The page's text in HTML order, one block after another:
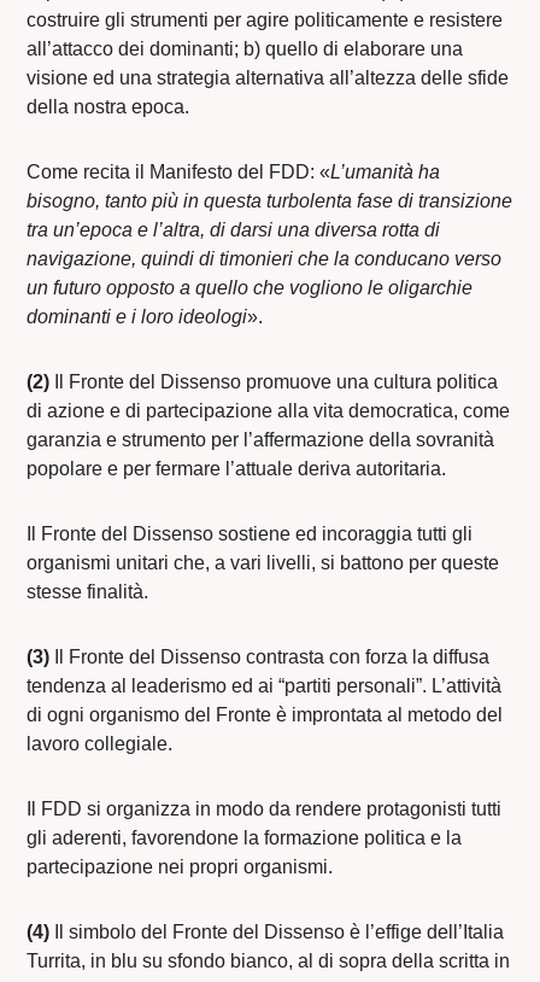
costruire gli strumenti per agire politicamente e resistere
all’attacco dei dominanti; b) quello di elaborare una
visione ed una strategia alternativa all’altezza delle sfide
della nostra epoca.
Come recita il Manifesto del FDD: «L’umanità ha
bisogno, tanto più in questa turbolenta fase di transizione
tra un’epoca e l’altra, di darsi una diversa rotta di
navigazione, quindi di timonieri che la conducano verso
un futuro opposto a quello che vogliono le oligarchie
dominanti e i loro ideologi».
(2) Il Fronte del Dissenso promuove una cultura politica
di azione e di partecipazione alla vita democratica, come
garanzia e strumento per l’affermazione della sovranità
popolare e per fermare l’attuale deriva autoritaria.
Il Fronte del Dissenso sostiene ed incoraggia tutti gli
organismi unitari che, a vari livelli, si battono per queste
stesse finalità.
(3) Il Fronte del Dissenso contrasta con forza la diffusa
tendenza al leaderismo ed ai “partiti personali”. L’attività
di ogni organismo del Fronte è improntata al metodo del
lavoro collegiale.
Il FDD si organizza in modo da rendere protagonisti tutti
gli aderenti, favorendone la formazione politica e la
partecipazione nei propri organismi.
(4) Il simbolo del Fronte del Dissenso è l’effige dell’Italia
Turrita, in blu su sfondo bianco, al di sopra della scritta in